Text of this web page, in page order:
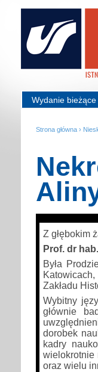
Wydanie bieżące
Strona główna ›
Z głębokim
Prof. dr
Była
Zakładu
Wybitny
głównie
dorobek
kadry
wielokrotnie
oraz wielu